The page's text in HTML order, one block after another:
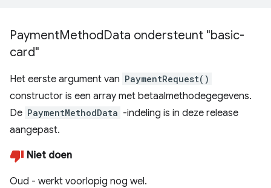
PaymentMethodData ondersteunt "basic-
card"
Het eerste argument van PaymentRequest()
constructor is een array met betaalmethodegegevens.
De PaymentMethodData -indeling is in deze release
aangepast.
Niet doen
Oud - werkt voorlopig nog wel.